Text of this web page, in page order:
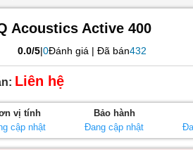
Acoustics Active 400
0.0/5|0Đánh giá | Đã bán432
Liên hệ
vị tính
cập nhật
Bảo hành
Đang cập nhật